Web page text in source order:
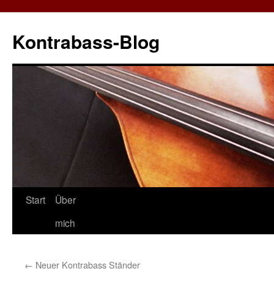
springen
Kontrabass-Blog
Start
Über
mich
← Neuer Kontrabass Ständer